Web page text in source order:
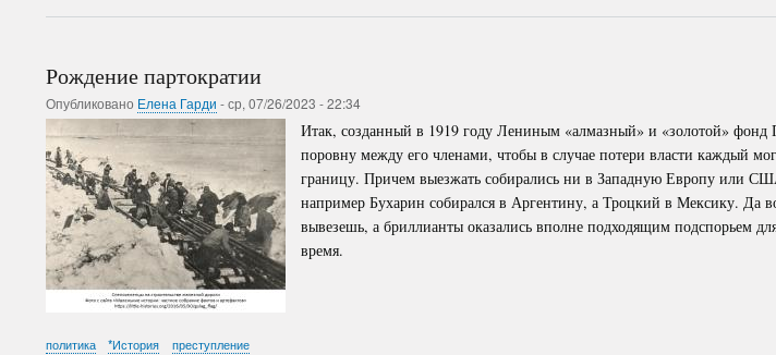
Рождение партократии
Опубликовано Елена Гарди -ср, 07/26/2023 - 22:34
Итак, созданный в 1919 году Лениным «алмазный» и «золотой»
поровну между его членами, чтобы в случае потери власти каждый
границу. Причем выезжать собирались ни в Западную Европу или
например Бухарин собирался в Аргентину, а Троцкий в Мексику. Да
вывезешь, а бриллианты оказались вполне подходящим подспорьем
время.
политика *История преступление